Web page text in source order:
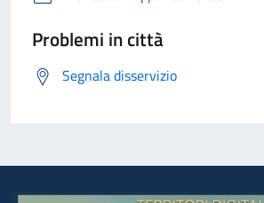
Problemi in città
Segnala disservizio